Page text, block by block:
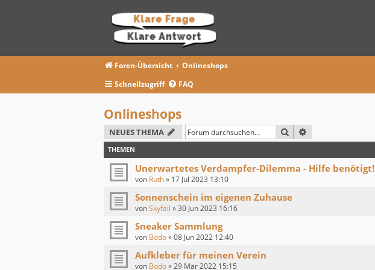
Foren-Übersicht
Onlineshops
Schnellzugriff
FAQ
Onlineshops
NEUES THEMA SUCHE
THEMEN
Unerwartetes Verdampfer-Dilemma - Hilfe benötigt!
von Ruth» 17 Jul 2023 13:10
Sonnenschein im eigenen Zuhause
vonSkyfall »30 Jun 2023 16:16
Sneaker Sammlung
von Bodo»08 Jun 2022 12:40
Aufkleber für meinen Verein
von Bodo»29 Mär 2022 15:15